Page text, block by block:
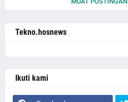
Tekno.hosnews
Ikuti kami